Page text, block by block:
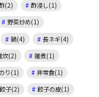
(2)
酢浸し(1)
野菜炒め(1)
鍋(4)
長ネギ(4)
炊(2)
雑煮(1)
り(1)
非常食(1)
餃子(2)
餃子の皮(1)